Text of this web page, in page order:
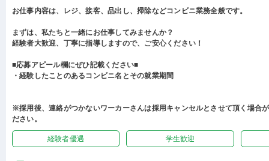
お仕事内容は、レジ、接客、品出し、掃除などコンビニ業務全般です。
まずは、私たちと一緒にお仕事してみませんか？
経験者大歓迎、丁寧に指導しますので、ご安心ください！
■応募アピール欄にぜひ記載ください■
・経験したことのあるコンビニ名とその就業期間
※採用後、連絡がつかないワーカーさんは採用キャンセルとさせて頂く場合
ださい。
経験者優遇 学生歓迎